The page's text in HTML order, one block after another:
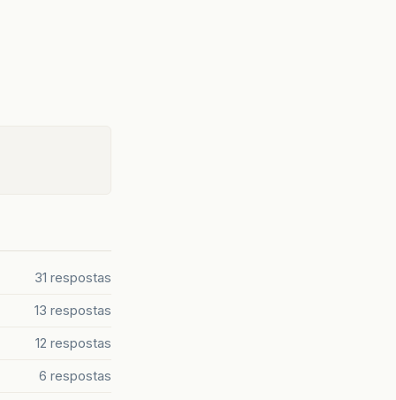
31 respostas
13 respostas
12 respostas
6 respostas